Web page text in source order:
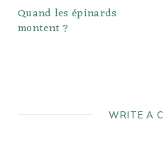
Quand les épinards
montent ?
WRITE A